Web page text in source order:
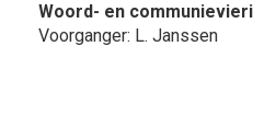
Woord- en
Voorganger: L. Janssen